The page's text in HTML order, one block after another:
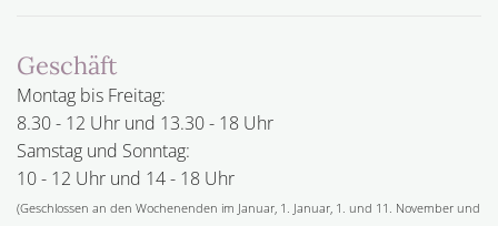
Geschäft
Montag bis Freitag:
8.30 - 12 Uhr und 13.30 - 18 Uhr
Samstag und Sonntag:
10 - 12 Uhr und 14 - 18 Uhr
(Geschlossen an den Wochenenden im Januar, 1. Januar, 1. und 11. November und